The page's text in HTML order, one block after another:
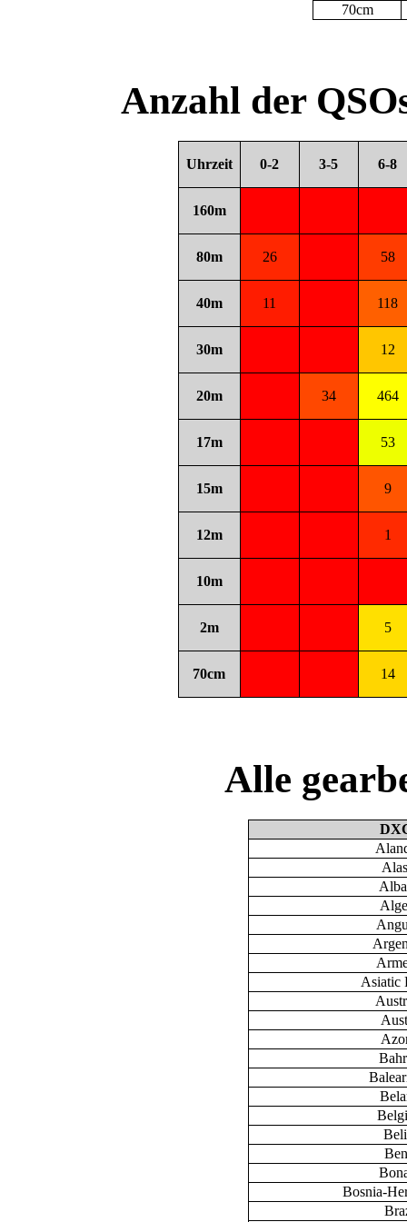
70cm
Anzahl der
Uhrzeit 0-2 3-5 6-8
160m
80m 26 58
40m 11 118
30m 12
20m 34 464
17m 53
15m 9
12m 1
10m
2m 5
70cm 14
Alle
Asiatic
Bosnia-